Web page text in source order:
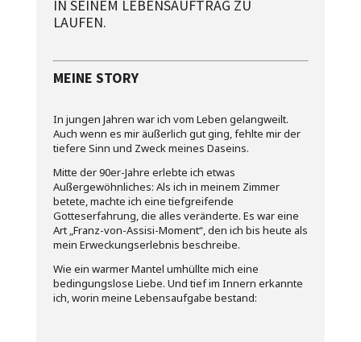
IN SEINEM LEBENSAUFTRAG ZU
LAUFEN.
MEINE STORY
In jungen Jahren war ich vom Leben gelangweilt.
Auch wenn es mir äußerlich gut ging, fehlte mir der
tiefere Sinn und Zweck meines Daseins.
Mitte der 90er-Jahre erlebte ich etwas
Außergewöhnliches: Als ich in meinem Zimmer
betete, machte ich eine tiefgreifende
Gotteserfahrung, die alles veränderte. Es war eine
Art „Franz-von-Assisi-Moment“, den ich bis heute als
mein Erweckungserlebnis beschreibe.
Wie ein warmer Mantel umhüllte mich eine
bedingungslose Liebe. Und tief im Innern erkannte
ich, worin meine Lebensaufgabe bestand: